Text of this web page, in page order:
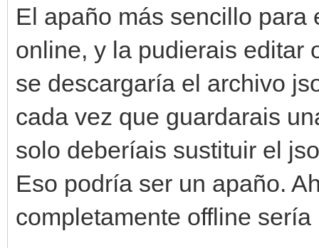
El apaño más sencillo
online, y la pudierais editar
se descargaría el archivo
cada vez que guardarais
solo deberíais sustituir el
Eso podría ser un apaño.
completamente offline